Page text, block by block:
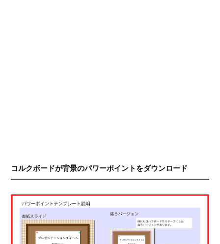
コルクボードが背景のパワーポイントをダウンロード